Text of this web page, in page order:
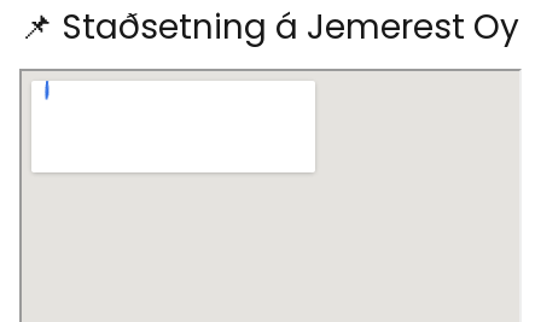
📌 Staðsetning á Jemerest Oy